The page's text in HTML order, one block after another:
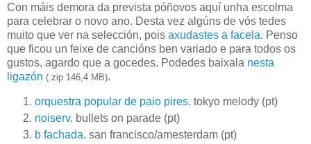
Con máis demora da prevista póñovos aquí unha escolma
para celebrar o novo ano. Desta vez algúns de vós tedes
muito que ver na selección, pois axudastes a facela. Penso
que ficou un feixe de cancións ben variado e para todos os
gustos, agardo que a gocedes. Podedes baixala nesta
ligazón (.zip 146,4 MB).
orquestra popular de paio pires. tokyo melody (pt)
noiserv. bullets on parade (pt)
b fachada. san francisco/amesterdam (pt)